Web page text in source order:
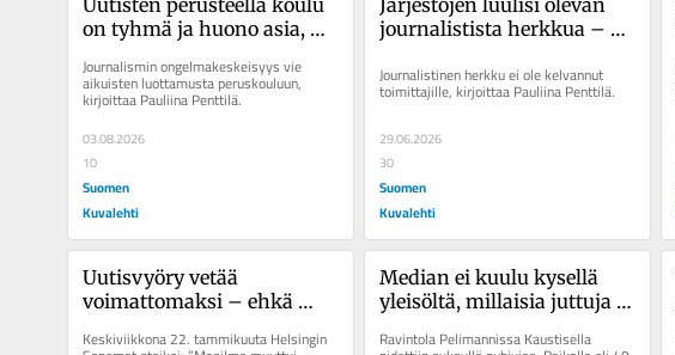
on tyhmä ja huono asia,
opiskella?
Journalismin ongelmakeskeisyys vie
aikuisten luottamusta peruskouluun,
kirjoittaa Pauliina Penttilä.
03.08.2026
10
Suomen
Kuvalehti
journalistista herkkua –
Rydmaniin
Journalistinen herkku ei ole kelvannut
toimittajille, kirjoittaa Pauliina Penttilä.
29.06.2026
30
Suomen
Kuvalehti
Uutisvyöry vetää
voimattomaksi – ehkä
poliitikoilta selkeämpi
Keskiviikkona 22. tammikuuta Helsingin
Median ei kuulu kysellä
yleisöltä, millaisia juttuja
selvittää se itse
Ravintola Pelimannissa Kaustisella